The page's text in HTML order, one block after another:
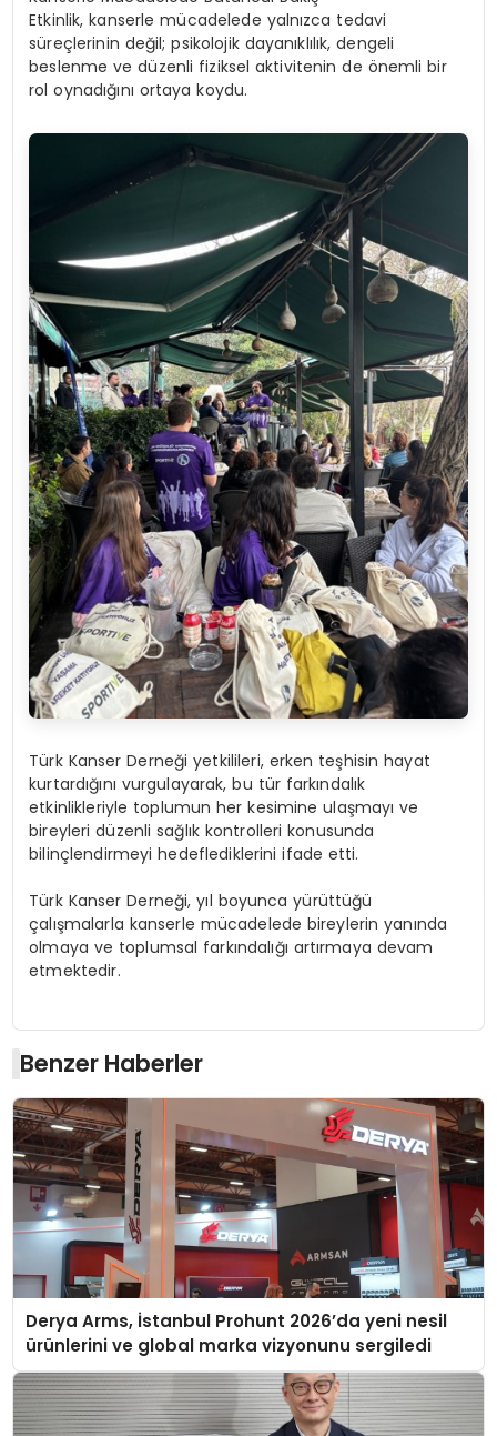
Etkinlik, kanserle mücadelede yalnızca tedavi
süreçlerinin değil; psikolojik dayanıklılık, dengeli
beslenme ve düzenli fiziksel aktivitenin de önemli bir
rol oynadığını ortaya koydu.
Türk Kanser Derneği yetkilileri, erken teşhisin hayat
kurtardığını vurgulayarak, bu tür farkındalık
etkinlikleriyle toplumun her kesimine ulaşmayı ve
bireyleri düzenli sağlık kontrolleri konusunda
bilinçlendirmeyi hedeflediklerini ifade etti.
Türk Kanser Derneği, yıl boyunca yürüttüğü
çalışmalarla kanserle mücadelede bireylerin yanında
olmaya ve toplumsal farkındalığı artırmaya devam
etmektedir.
Benzer Haberler
Derya Arms, İstanbul Prohunt 2026’da yeni nesil
ürünlerini ve global marka vizyonunu sergiledi